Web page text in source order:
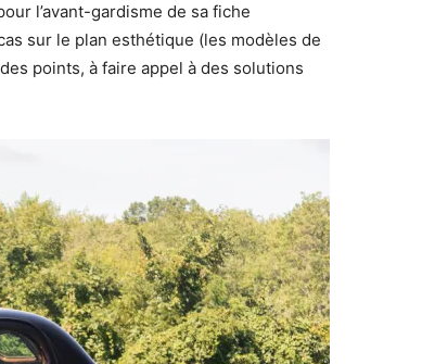
l’avant-gardisme de sa fiche
sur le plan esthétique (les modèles de
points, à faire appel à des solutions